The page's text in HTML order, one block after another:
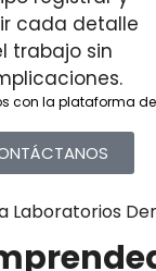
con la plataforma
Laboratorios